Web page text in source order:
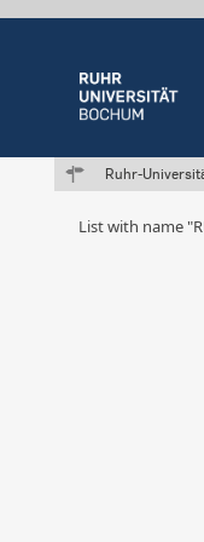
Ruhr-
List with name